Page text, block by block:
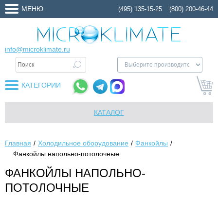
МЕНЮ (495) 135-15-25 (800) 200-46-44
info@microklimate.ru
КАТЕГОРИИ
КАТАЛОГ
Главная Холодильное оборудование
Фанкойлы
Фанкойлы напольно-потолочные
ФАНКОЙЛЫ НАПОЛЬНО-
ПОТОЛОЧНЫЕ